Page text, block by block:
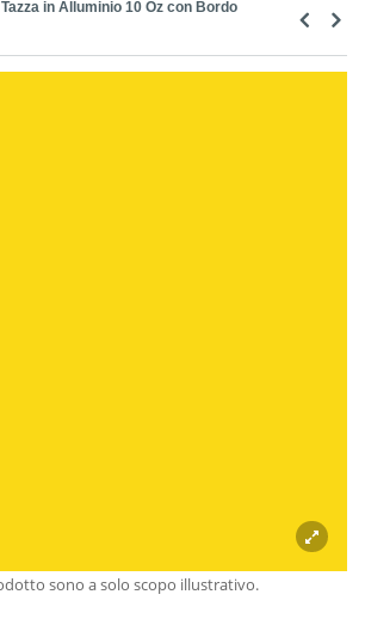
Tazza in Alluminio 10 Oz con Bordo